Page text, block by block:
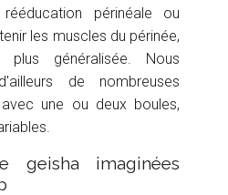
périnéale ou
les muscles du périnée,
généralisée. Nous
de nombreuses
une ou deux boules,
geisha imaginées